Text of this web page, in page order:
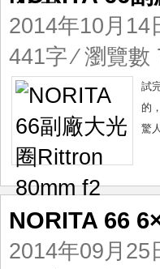
2014年10月14
441字 ⁄ 瀏覽
試
的
驚
NORITA 66
2014年09月25